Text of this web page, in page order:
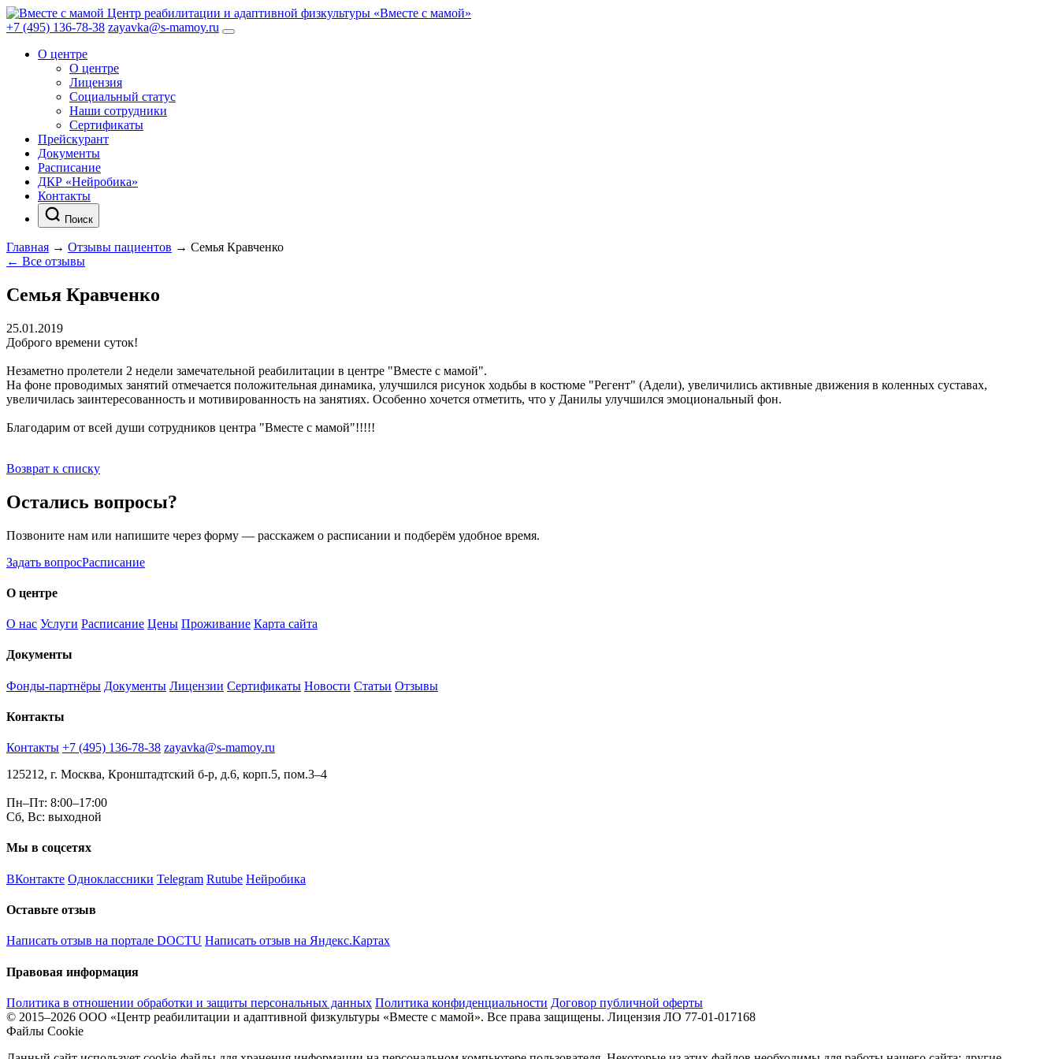
Центр реабилитации и адаптивной физкультуры «Вместе с мамой»
+7 (495) 136-78-38 zayavka@s-mamoy.ru
О центре
О центре
Лицензия
Социальный статус
Наши сотрудники
Сертификаты
Прейскурант
Документы
Расписание
ДКР «Нейробика»
Контакты
Поиск
Главная → Отзывы пациентов → Семья Кравченко
← Все отзывы
Семья Кравченко
25.01.2019
Доброго времени суток!
Незаметно пролетели 2 недели замечательной реабилитации в центре "Вместе с мамой".
На фоне проводимых занятий отмечается положительная динамика, улучшился рисунок ходьбы в костюме "Регент" (Адели), увеличились активные движения в коленных суставах,
увеличилась заинтересованность и мотивированность на занятиях. Особенно хочется отметить, что у Данилы улучшился эмоциональный фон.
Благодарим от всей души сотрудников центра "Вместе с мамой"!!!!!
Возврат к списку
Остались вопросы?
Позвоните нам или напишите через форму — расскажем о расписании и подберём удобное время.
Задать вопросРасписание
О центре
О нас Услуги Расписание Цены Проживание Карта сайта
Документы
Фонды-партнёры Документы Лицензии Сертификаты Новости Статьи Отзывы
Контакты
Контакты +7 (495) 136-78-38 zayavka@s-mamoy.ru
125212, г. Москва, Кронштадтский б-р, д.6, корп.5, пом.3–4
Пн–Пт: 8:00–17:00
Сб, Вс: выходной
Мы в соцсетях
ВКонтакте Одноклассники Telegram Rutube Нейробика
Оставьте отзыв
Написать отзыв на портале DOCTU Написать отзыв на Яндекс.Картах
Правовая информация
Политика в отношении обработки и защиты персональных данных Политика конфиденциальности Договор публичной оферты
© 2015–2026 ООО «Центр реабилитации и адаптивной физкультуры «Вместе с мамой». Все права защищены. Лицензия ЛО 77-01-017168
Файлы Cookie